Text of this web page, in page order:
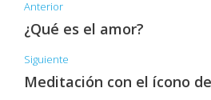
Anterior
¿Qué es el amor?
Siguiente
Meditación con el ícono